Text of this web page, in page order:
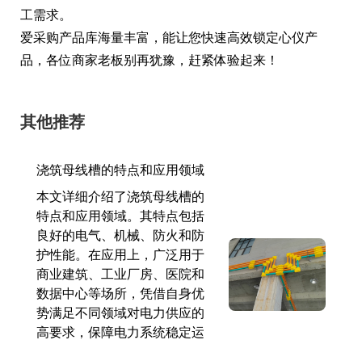
工需求。
爱采购产品库海量丰富，能让您快速高效锁定心仪产
品，各位商家老板别再犹豫，赶紧体验起来！
其他推荐
浇筑母线槽的特点和应用领域
本文详细介绍了浇筑母线槽的
特点和应用领域。其特点包括
良好的电气、机械、防火和防
护性能。在应用上，广泛用于
商业建筑、工业厂房、医院和
数据中心等场所，凭借自身优
势满足不同领域对电力供应的
高要求，保障电力系统稳定运